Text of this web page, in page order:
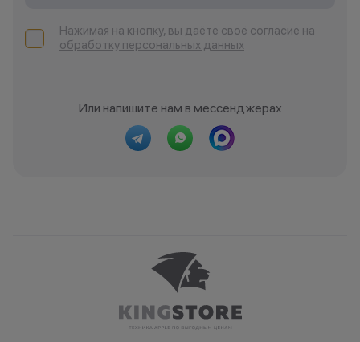
характер.
•Организатор (продавец) имеет
причинам (отсутствие товара,
обоснованные причины).
Остались вопросы?
Напишите нам в
Нажимая на кнопку, вы даёте своё согласие на
обработку персональных данных
Или напишите нам в мессенджерах